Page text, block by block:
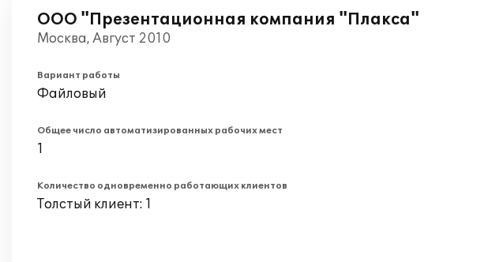
ООО "Презентационная компания "Плакса"
Москва, Август 2010
Вариант работы
Файловый
Общее число автоматизированных рабочих мест
1
Количество одновременно работающих клиентов
Толстый клиент: 1